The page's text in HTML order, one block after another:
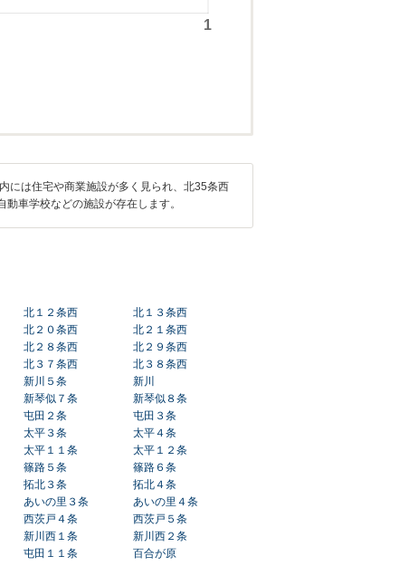
には住宅や商業施設が多く見られ、北35条西
車学校などの施設が存在します。
北１２条西
北１３条西
北２０条西
北２１条西
北２８条西
北２９条西
北３７条西
北３８条西
新川５条
新川
新琴似７条
新琴似８条
屯田２条
屯田３条
太平３条
太平４条
太平１１条
太平１２条
篠路５条
篠路６条
拓北３条
拓北４条
あいの里３条
あいの里４条
西茨戸４条
西茨戸５条
新川西１条
新川西２条
屯田１１条
百合が原